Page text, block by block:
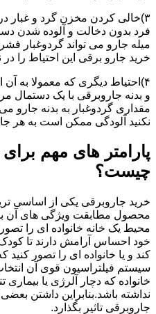
۳)خالی کردن مخزن گرد و غبار
فرد بدون دخالت و آلوده شدن
میله جارو می تواند گردوغبار
خرید جارو برقی این احتیاط را در
۴)احتیاط دیگری که معمولا به
و بدنه جاروبرقی با یک
مقداری گردوغبار به بدنه جارو
نکنید آلودگی ممکن است به هر
پارامتر های مهم
چیست؟
خرید جاروبرقی یکی از اساسی
محصول مطابقت ویژگی های آن با
محیط یک خانه خانواده ای را
خود احساس آرامش دارند تا
کند و یا خانواده ای را تصور
سیستم فیلتراسیون قوی آن
خانواده که دچار آلرژی یا
نداشته باشد.بنابراین داشتن
جاروبرقی تاثیر بگذارد.